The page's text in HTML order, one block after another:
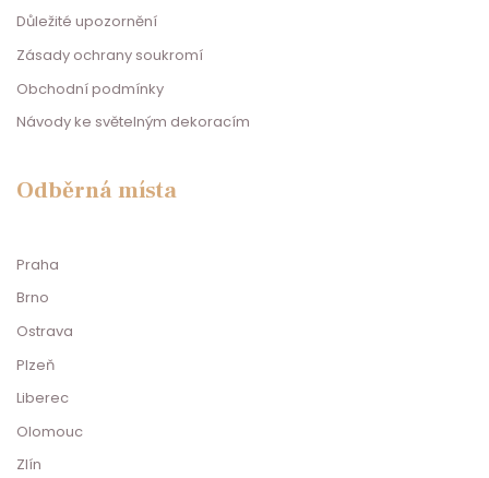
Důležité upozornění
Zásady ochrany soukromí
Obchodní podmínky
Návody ke světelným dekoracím
Odběrná místa
Praha
Brno
Ostrava
Plzeň
Liberec
Olomouc
Zlín